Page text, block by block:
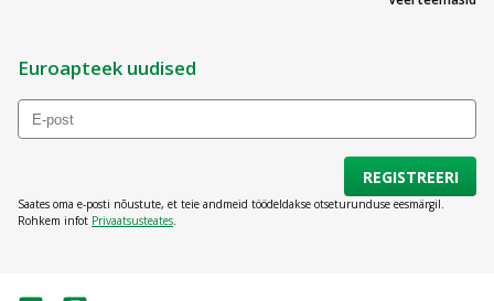
Euroapteek uudised
REGISTREERI
Saates oma e-posti nõustute, et teie andmeid töödeldakse otseturunduse eesmärgil.
Rohkem infot Privaatsusteates.